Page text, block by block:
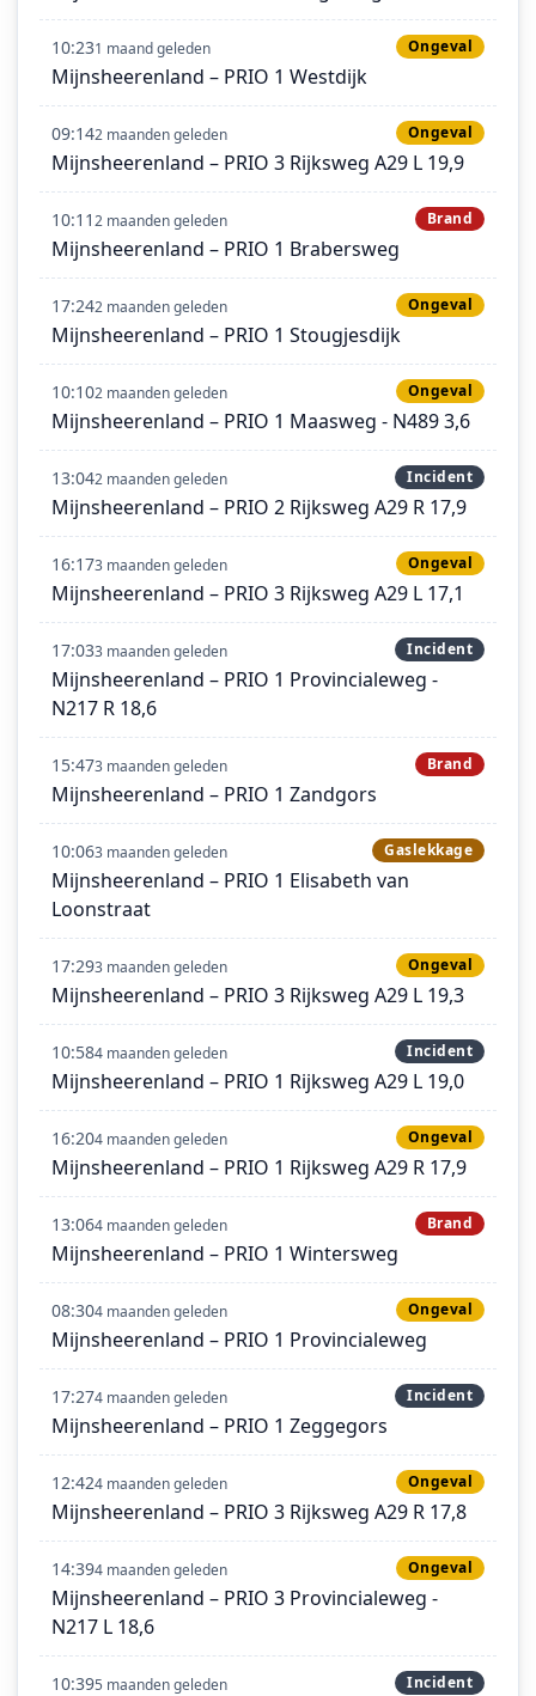
10:231 maand geleden Ongeval
Mijnsheerenland – PRIO 1 Westdijk
09:142 maanden geleden Ongeval
Mijnsheerenland – PRIO 3 Rijksweg A29 L 19,9
10:112 maanden geleden Brand
Mijnsheerenland – PRIO 1 Brabersweg
17:242 maanden geleden Ongeval
Mijnsheerenland – PRIO 1 Stougjesdijk
10:102 maanden geleden Ongeval
Mijnsheerenland – PRIO 1 Maasweg - N489 3,6
13:042 maanden geleden Incident
Mijnsheerenland – PRIO 2 Rijksweg A29 R 17,9
16:173 maanden geleden Ongeval
Mijnsheerenland – PRIO 3 Rijksweg A29 L 17,1
17:033 maanden geleden Incident
Mijnsheerenland – PRIO 1 Provincialeweg -
N217 R 18,6
15:473 maanden geleden Brand
Mijnsheerenland – PRIO 1 Zandgors
10:063 maanden geleden Gaslekkage
Mijnsheerenland – PRIO 1 Elisabeth van
Loonstraat
17:293 maanden geleden Ongeval
Mijnsheerenland – PRIO 3 Rijksweg A29 L 19,3
10:584 maanden geleden Incident
Mijnsheerenland – PRIO 1 Rijksweg A29 L 19,0
16:204 maanden geleden Ongeval
Mijnsheerenland – PRIO 1 Rijksweg A29 R 17,9
13:064 maanden geleden Brand
Mijnsheerenland – PRIO 1 Wintersweg
08:304 maanden geleden Ongeval
Mijnsheerenland – PRIO 1 Provincialeweg
17:274 maanden geleden Incident
Mijnsheerenland – PRIO 1 Zeggegors
12:424 maanden geleden Ongeval
Mijnsheerenland – PRIO 3 Rijksweg A29 R 17,8
14:394 maanden geleden Ongeval
Mijnsheerenland – PRIO 3 Provincialeweg -
N217 L 18,6
10:395 maanden geleden Incident